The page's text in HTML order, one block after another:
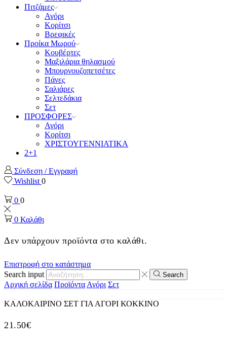
Πιτζάμες
Αγόρι
Κορίτσι
Βρεφικές
Προίκα Μωρού
Κουβέρτες
Μαξιλάρια θηλασμού
Μπουρνουζοπετσέτες
Πάνες
Σαλιάρες
Σελτεδάκια
Σετ
ΠΡΟΣΦΟΡΕΣ
Αγόρι
Κορίτσι
ΧΡΙΣΤΟΥΓΕΝΝΙΑΤΙΚΑ
2+1
Σύνδεση / Εγγραφή
Wishlist 0
0 0
0 Καλάθι
Δεν υπάρχουν προϊόντα στο καλάθι.
Επιστροφή στο κατάστημα
Search input
Search
Αρχική σελίδα ΠροϊόνταΑγόρι Σετ
ΚΑΛΟΚΑΙΡΙΝΟ ΣΕΤ ΓΙΑ ΑΓΟΡΙ ΚΟΚΚΙΝΟ
21.50€